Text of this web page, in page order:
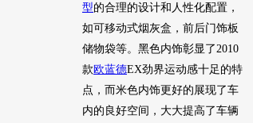
型的合理的设计和人性化配置，
如可移动式烟灰盒，前后门饰板
储物袋等。黑色内饰彰显了2010
款欧蓝德EX劲界运动感十足的特
点，而米色内饰更好的展现了车
内的良好空间，大大提高了车辆